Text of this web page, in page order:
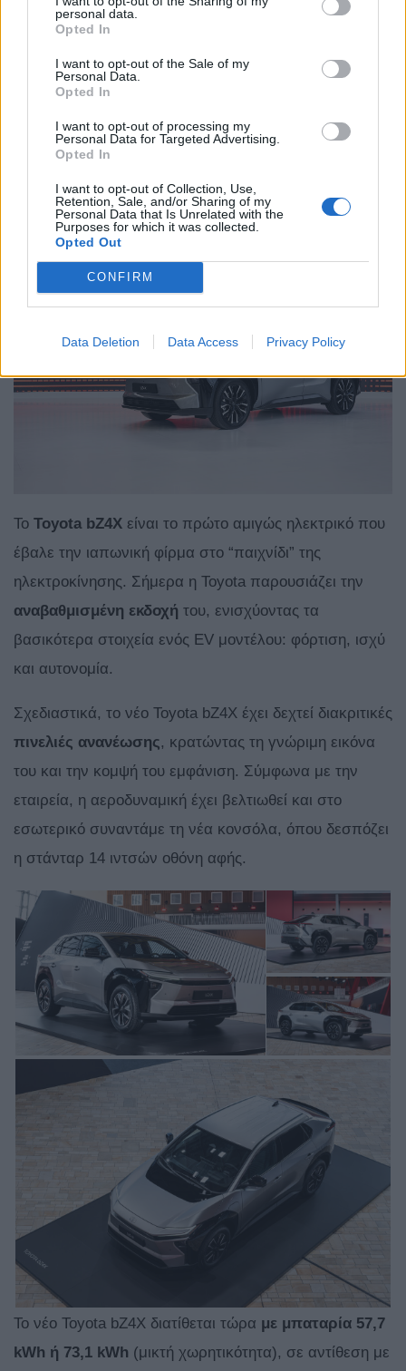
personal data.
Opted In
I want to opt-out of the Sale of my
Personal Data.
Opted In
I want to opt-out of processing my
Personal Data for Targeted Advertising.
Opted In
I want to opt-out of Collection, Use,
Retention, Sale, and/or Sharing of my
Personal Data that Is Unrelated with the
Purposes for which it was collected.
Opted Out
CONFIRM
Data Deletion Data Access Privacy Policy
αλλάξατε ονομασία και χρησιμοποιήσατε μια ήδη
ήταν: “Μα είναι μεγαλύτερο από το C-HR…”. Σε κάθε
βοηθούν στο να επιλέξει ο καθένας αυτό που του
ταιριάζει, με το ανάλογο αντίτιμο.
Νέο Toyota bZ4X
Το Toyota bZ4X είναι το πρώτο αμιγώς ηλεκτρικό που
έβαλε την ιαπωνική φίρμα στο “παιχνίδι” της
ηλεκτροκίνησης. Σήμερα η Toyota παρουσιάζει την
αναβαθμισμένη εκδοχή του, ενισχύοντας τα
βασικότερα στοιχεία ενός EV μοντέλου: φόρτιση, ισχύ
και αυτονομία.
Σχεδιαστικά, το νέο Toyota bZ4X έχει δεχτεί διακριτικές
πινελιές ανανέωσης, κρατώντας τη γνώριμη εικόνα
του και την κομψή του εμφάνιση. Σύμφωνα με την
εταιρεία, η αεροδυναμική έχει βελτιωθεί και στο
εσωτερικό συναντάμε τη νέα κονσόλα, όπου δεσπόζει
η στάνταρ 14 ιντσών οθόνη αφής.
Το νέο Toyota bZ4X διατίθεται τώρα με μπαταρία 57,7
kWh ή 73,1 kWh (μικτή χωρητικότητα), σε αντίθεση με